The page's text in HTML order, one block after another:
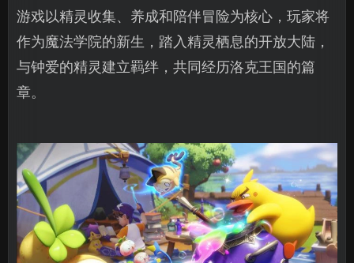
游戏以精灵收集、养成和陪伴冒险为核心，玩家将
作为魔法学院的新生，踏入精灵栖息的开放大陆，
与钟爱的精灵建立羁绊，共同经历洛克王国的篇
章。